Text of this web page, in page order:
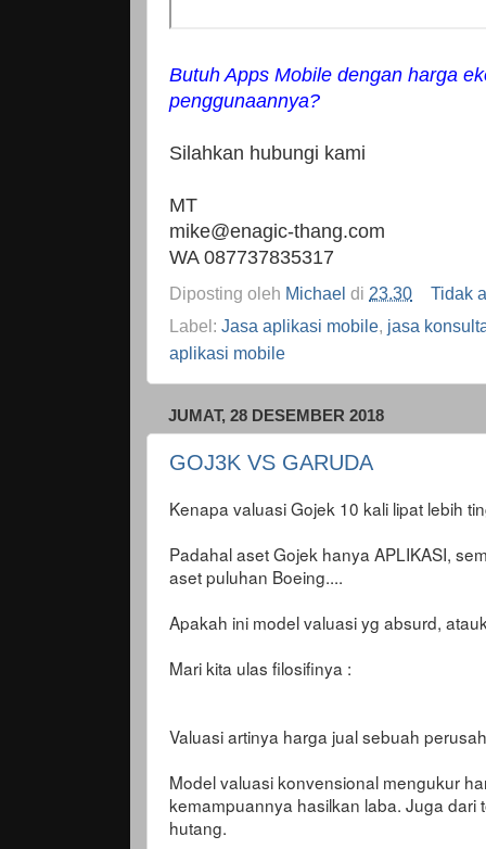
Butuh Apps Mobile dengan harga
penggunaannya?
Silahkan hubungi kami
MT
mike@enagic-thang.com
WA 087737835317
Diposting oleh Michael di 23.30
Tidak
Label: Jasa aplikasi mobile, jasa
aplikasi mobile
JUMAT, 28 DESEMBER 2018
GOJ3K VS GARUDA
Kenapa valuasi Gojek 10 kali lipat lebih
Padahal aset Gojek hanya APLIKASI,
aset puluhan Boeing....
Apakah ini model valuasi yg absurd,
Mari kita ulas filosifinya :
Valuasi artinya harga jual sebuah
Model valuasi konvensional mengukur
kemampuannya hasilkan laba. Juga dari
hutang.